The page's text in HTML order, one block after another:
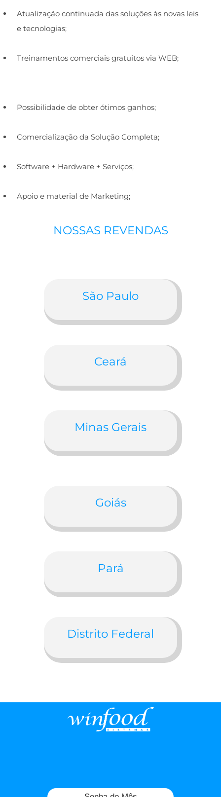
Atualização continuada das soluções às novas leis
e tecnologias;
Treinamentos comerciais gratuitos via WEB;
Possibilidade de obter ótimos ganhos;
Comercialização da Solução Completa;
Software + Hardware + Serviços;
Apoio e material de Marketing;
NOSSAS REVENDAS
São Paulo
Ceará
Minas Gerais
Goiás
Pará
Distrito Federal